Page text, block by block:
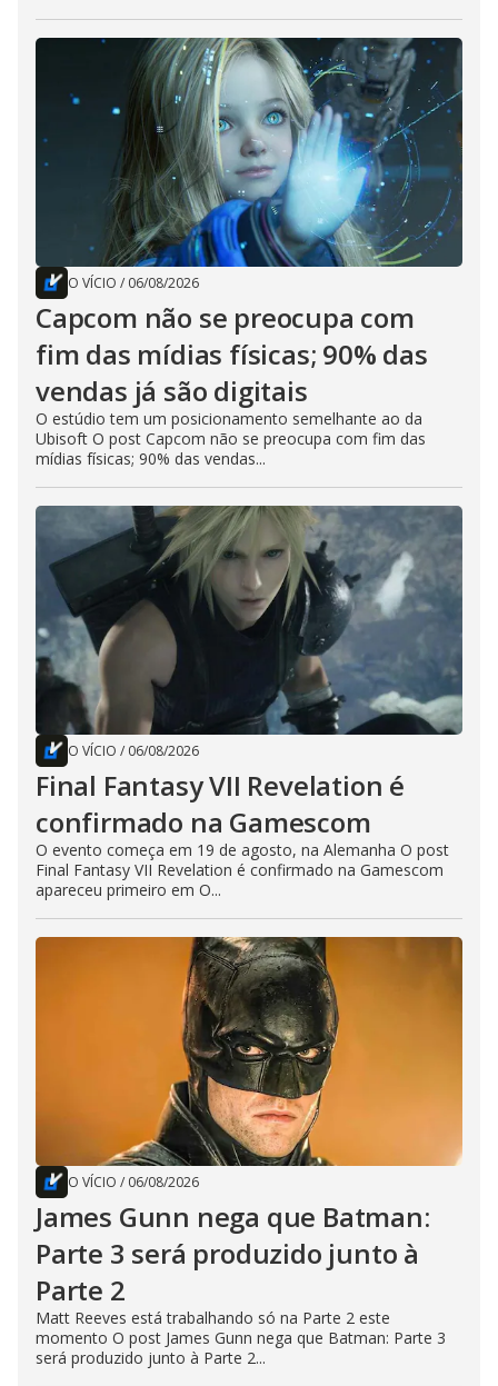
O VÍCIO / 06/08/2026
Capcom não se preocupa com
fim das mídias físicas; 90% das
vendas já são digitais
O estúdio tem um posicionamento semelhante ao da
Ubisoft O post Capcom não se preocupa com fim das
mídias físicas; 90% das vendas...
O VÍCIO / 06/08/2026
Final Fantasy VII Revelation é
confirmado na Gamescom
O evento começa em 19 de agosto, na Alemanha O post
Final Fantasy VII Revelation é confirmado na Gamescom
apareceu primeiro em O...
O VÍCIO / 06/08/2026
James Gunn nega que Batman:
Parte 3 será produzido junto à
Parte 2
Matt Reeves está trabalhando só na Parte 2 este
momento O post James Gunn nega que Batman: Parte 3
será produzido junto à Parte 2...